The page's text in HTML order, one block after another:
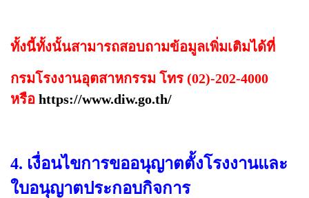
ทั้งนี้ทั้งนั้นสามารถสอบถามข้อมูลเพิ่มเติมได้ที่
กรมโรงงานอุตสาหกรรม โทร (02)-202-4000
หรือ https://www.diw.go.th/
4. เงื่อนไขการขออนุญาตตั้งโรงงานและ
ใบอนุญาตประกอบกิจการ